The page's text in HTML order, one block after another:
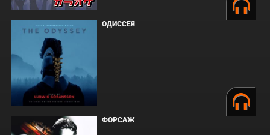
ОДИССЕЯ
ФОРСАЖ